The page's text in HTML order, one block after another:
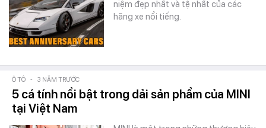
niệm đẹp nhất và tệ nhất của các
hãng xe nổi tiếng.
Ô TÔ - 3 NĂM TRƯỚC
5 cá tính nổi bật trong dải sản phẩm của MINI
tại Việt Nam